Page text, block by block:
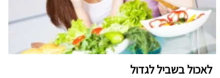
לאכול בשביל לגדול